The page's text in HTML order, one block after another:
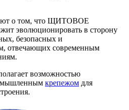
о том, что ЩИТОВОЕ
эволюционировать в сторону
безопасных и
отвечающих современным
возможностью
крепежом для